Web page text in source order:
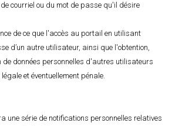
courriel ou du mot de passe qu'il désire
de ce que l'accès au portail en utilisant
d’un autre utilisateur, ainsi que l'obtention,
de données personnelles d'autres utilisateurs
et éventuellement pénale.
une série de notifications personnelles relatives